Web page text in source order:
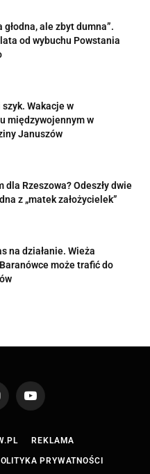
głodna, ale zbyt dumna”.
od wybuchu Powstania
szyk. Wakacje w
międzywojennym w
Januszów
dla Rzeszowa? Odeszły dwie
z „matek założycielek”
na działanie. Wieża
może trafić do
YouTube
REKLAMA
PRYWATNOŚCI